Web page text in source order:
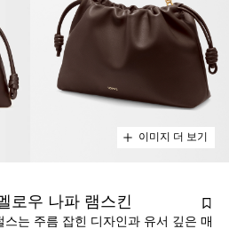
이미지 더 보기
로우 나파 램스킨
는 주름 잡힌 디자인과 유서 깊은 매